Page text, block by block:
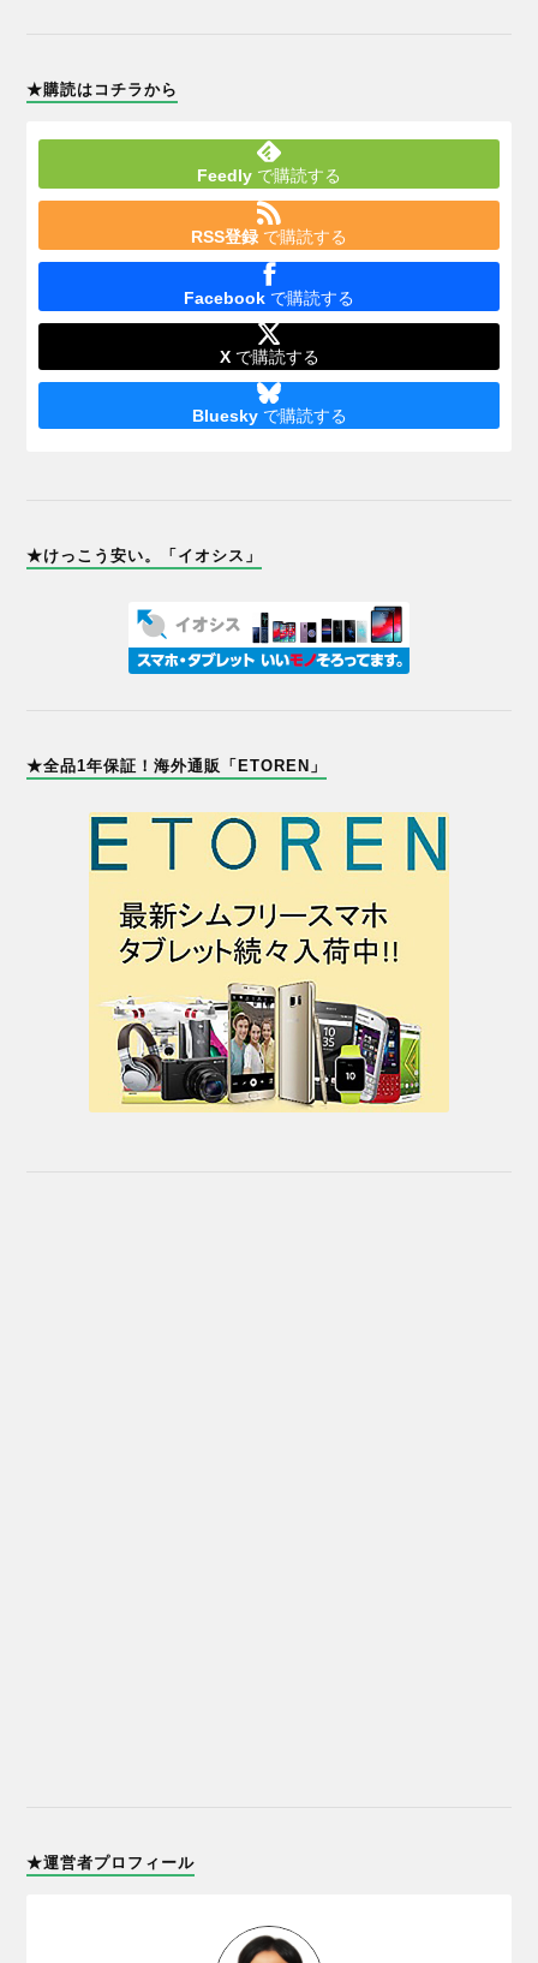
★購読はコチラから
Feedly で購読する
RSS登録 で購読する
Facebook で購読する
Xで購読する
Blueskyで購読する
★けっこう安い。「イオシス」
★全品1年保証！海外通販「ETOREN」
★運営者プロフィール